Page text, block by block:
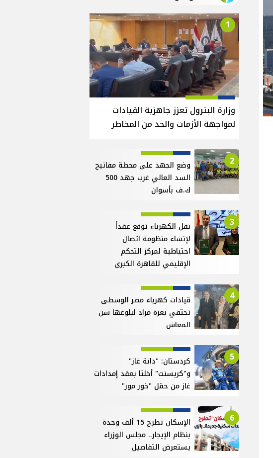
1
وزارة البترول تعزز جاهزية القيادات
لمواجهة الأزمات والحد من المخاطر
2
وضع الجهد على محطة مفاتيح
السد العالي غرب جهد 500
ك.ف بأسوان
3
نقل الكهرباء توقع عقداً
لإنشاء منظومة اتصال
احتياطية لمركز التحكم
الإقليمي للقاهرة الكبرى
4
قيادات كهرباء مصر الوسطى
تحتفي بعزة مراد لبلوغها سن
المعاش
5
كردستان: "دانة غاز"
و"كريسنت" أخلتا بعقد إمدادات
غاز من حقل "خور مور"
6
الإسكان تطرح 15 ألف وحدة
بنظام الإيجار.. مجلس الوزراء
يستعرض التفاصيل